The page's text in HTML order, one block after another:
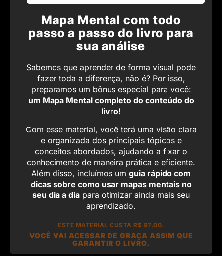
Mapa Mental com todo
passo a passo do livro para
sua análise
Sabemos que aprender de forma visual pode
fazer toda a diferença, não é? Por isso,
preparamos um bônus especial para você:
um Mapa Mental completo do conteúdo do
livro!
Com esse material, você terá uma visão clara
e organizada dos principais tópicos e
conceitos abordados, ajudando a fixar o
conhecimento de maneira prática e eficiente.
Além disso, incluímos um guia rápido com
dicas sobre como usar mapas mentais no
seu dia a dia para otimizar ainda mais seu
aprendizado.
ESTE MATERIAL CUSTA R$ 97,00.
VOCÊ VAI ACESSAR DE GRAÇA ASSIM QUE
GARANTIR O LIVRO.